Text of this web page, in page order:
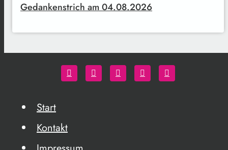
Gedankenstrich am 04.08.2026
Start
Kontakt